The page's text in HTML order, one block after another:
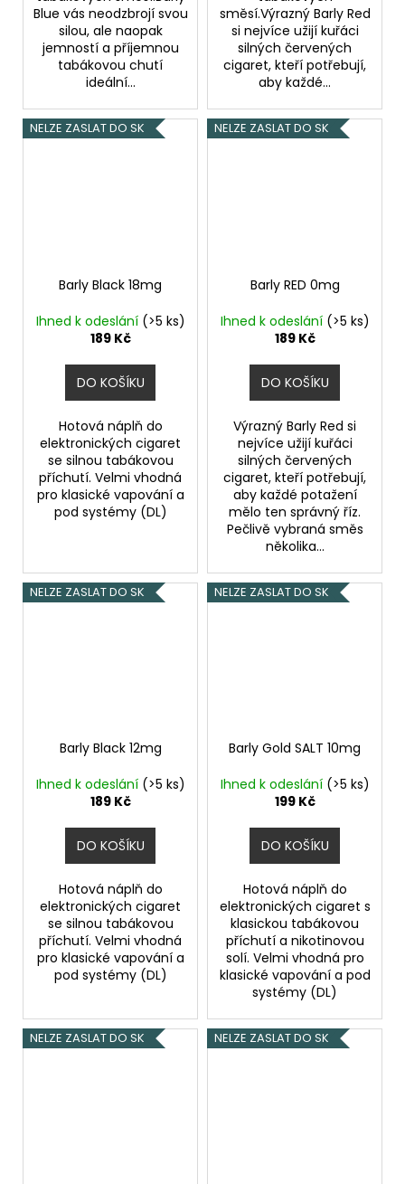
Blue vás neodzbrojí svou
silou, ale naopak
jemností a příjemnou
tabákovou chutí
ideální...
směsí.Výrazný Barly Red
si nejvíce užijí kuřáci
silných červených
cigaret, kteří potřebují,
aby každé...
NELZE ZASLAT DO SK
Barly Black 18mg
Ihned k odeslání (>5 ks)
189 Kč
DO KOŠÍKU
Hotová náplň do
elektronických cigaret
se silnou tabákovou
příchutí. Velmi vhodná
pro klasické vapování a
pod systémy (DL)
NELZE ZASLAT DO SK
Barly RED 0mg
Ihned k odeslání (>5 ks)
189 Kč
DO KOŠÍKU
Výrazný Barly Red si
nejvíce užijí kuřáci
silných červených
cigaret, kteří potřebují,
aby každé potažení
mělo ten správný říz.
Pečlivě vybraná směs
několika...
NELZE ZASLAT DO SK
Barly Black 12mg
Ihned k odeslání (>5 ks)
189 Kč
DO KOŠÍKU
Hotová náplň do
elektronických cigaret
se silnou tabákovou
příchutí. Velmi vhodná
pro klasické vapování a
pod systémy (DL)
NELZE ZASLAT DO SK
Barly Gold SALT 10mg
Ihned k odeslání (>5 ks)
199 Kč
DO KOŠÍKU
Hotová náplň do
elektronických cigaret s
klasickou tabákovou
příchutí a nikotinovou
solí. Velmi vhodná pro
klasické vapování a pod
systémy (DL)
NELZE ZASLAT DO SK NELZE ZASLAT DO SK